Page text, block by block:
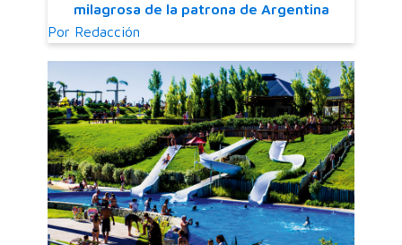
milagrosa de la patrona de Argentina
Por Redacción